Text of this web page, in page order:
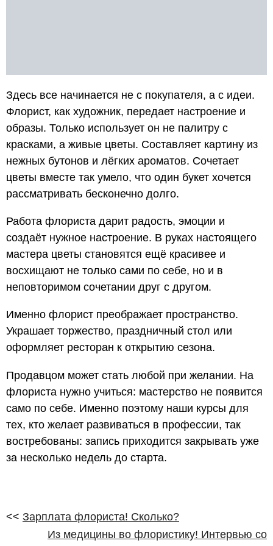
Здесь все начинается не с покупателя, а с идеи.
Флорист, как художник, передает настроение и
образы. Только использует он не палитру с
красками, а живые цветы. Составляет картину из
нежных бутонов и лёгких ароматов. Сочетает
цветы вместе так умело, что один букет хочется
рассматривать бесконечно долго.
Работа флориста дарит радость, эмоции и
создаёт нужное настроение. В руках настоящего
мастера цветы становятся ещё красивее и
восхищают не только сами по себе, но и в
неповторимом сочетании друг с другом.
Именно флорист преображает пространство.
Украшает торжество, праздничный стол или
оформляет ресторан к открытию сезона.
Продавцом может стать любой при желании. На
флориста нужно учиться: мастерство не появится
само по себе. Именно поэтому наши курсы для
тех, кто желает развиваться в профессии, так
востребованы: запись приходится закрывать уже
за несколько недель до старта.
<< Зарплата флориста! Сколько?
Из медицины во флористику! Интервью со